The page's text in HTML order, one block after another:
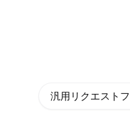
汎用リクエスト